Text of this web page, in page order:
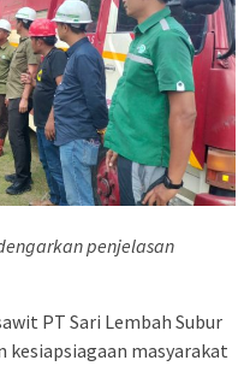
penjelasan
PT Sari Lembah Subur
kesiapsiagaan masyarakat